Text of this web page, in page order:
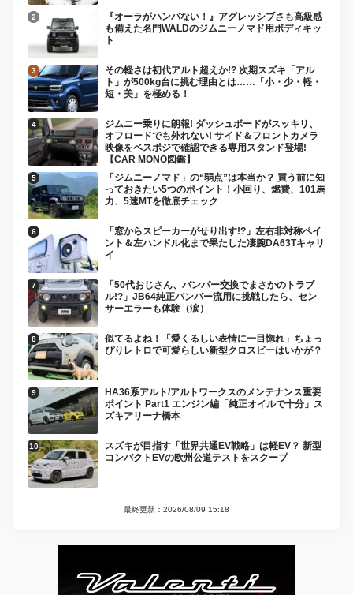
『オーラがハンパない！』アグレッシブさも高級感
も備えた名門WALDのジムニーノマド用ボディキッ
ト
その軽さは初代アルト超えか!? 次期スズキ「アル
ト」が500kg台に挑む理由とは……「小・少・軽・
短・美」を極める！
ジムニー乗りに朗報! ダッシュボードがスッキリ、
オフロードでも外れない! サイド＆フロントカメラ
映像をベスポジで確認できる専用スタンド登場!
【CAR MONO図鑑】
「ジムニーノマド」の“弱点”は本当か？ 買う前に知
っておきたい5つのポイント！小回り、燃費、101馬
力、5速MTを徹底チェック
「窓からスピーカーがせり出す!?」左右非対称ペイ
ント＆左ハンドル化まで果たした凄腕DA63Tキャリ
イ
「50代おじさん、バンパー交換でまさかのトラブ
ル!?」JB64純正バンパー流用に挑戦したら、セン
サーエラーも体験（涙）
似てるよね！「愛くるしい表情に一目惚れ」ちょっ
ぴりレトロで可愛らしい新型クロスビーはいかが？
HA36系アルト/アルトワークスのメンテナンス重要
ポイント Part1 エンジン編「純正オイルで十分」ス
ズキアリーナ橋本
スズキが目指す「世界共通EV戦略」は軽EV？ 新型
コンパクトEVの欧州公道テストをスクープ
最終更新：2026/08/09 15:18